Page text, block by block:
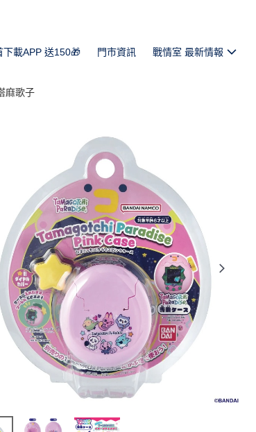
下載APP 送150🎁 門市資訊 戰情室 最新情報
麻歌子